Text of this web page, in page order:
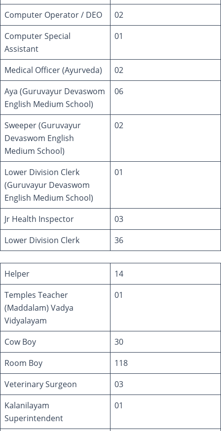
Computer Operator / DEO
02
Computer Special
Assistant
01
Medical Officer (Ayurveda)
02
Aya (Guruvayur Devaswom
English Medium School)
06
Sweeper (Guruvayur
Devaswom English
Medium School)
02
Lower Division Clerk
(Guruvayur Devaswom
English Medium School)
01
Jr Health Inspector
03
Lower Division Clerk
36
Helper
14
Temples Teacher
(Maddalam) Vadya
Vidyalayam
01
Cow Boy
30
Room Boy
118
Veterinary Surgeon
03
Kalanilayam
Superintendent
01